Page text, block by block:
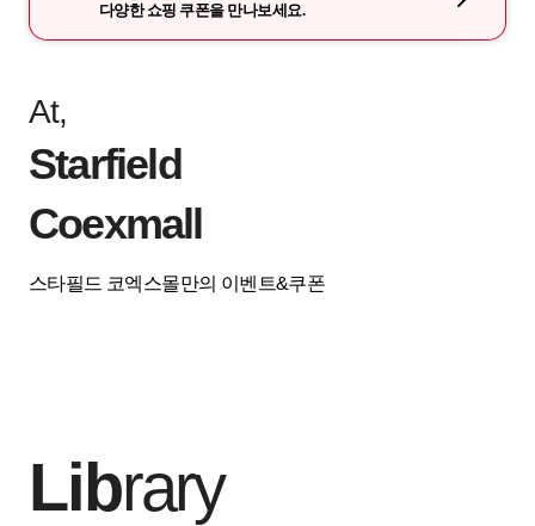
다양한 쇼핑 쿠폰을 만나보세요.
At,
Starfield
Coexmall
스타필드 코엑스몰만의 이벤트&쿠폰
Library